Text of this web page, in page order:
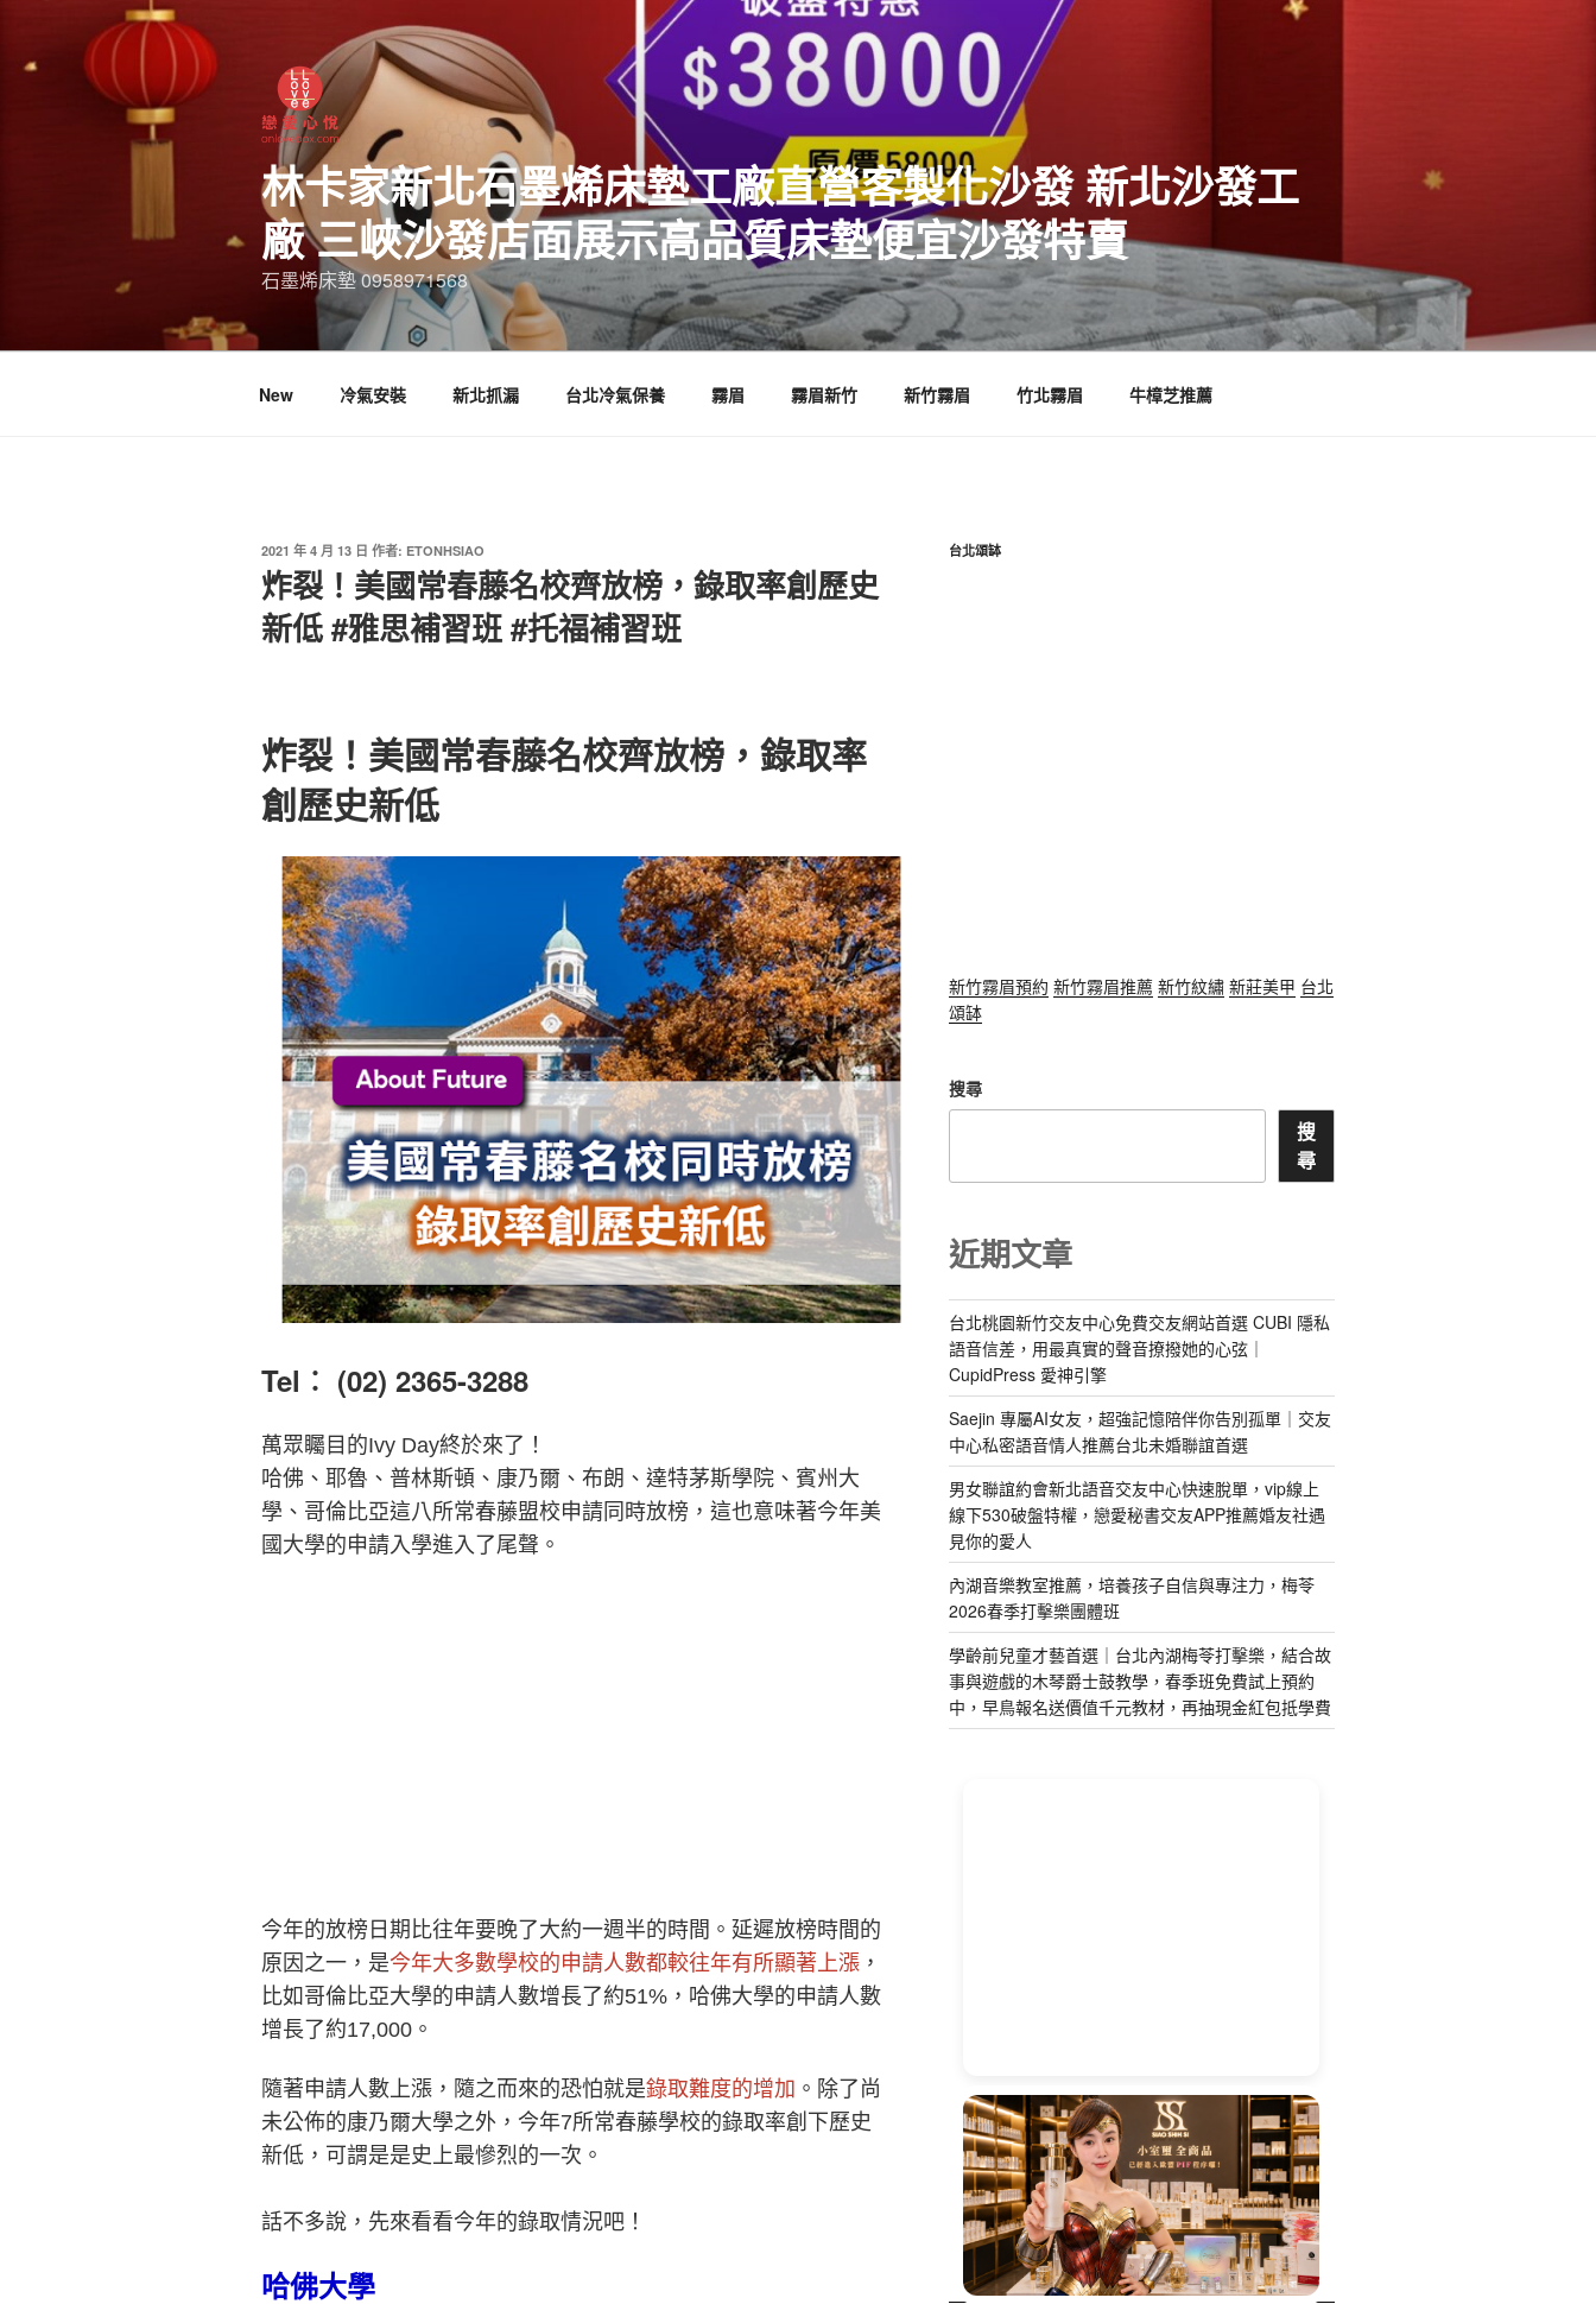
林卡家新北石墨烯床墊工廠直營客製化沙發 新北沙發工
廠 三峽沙發店面展示高品質床墊便宜沙發特賣
石墨烯床墊 0958971568
New 冷氣安裝 新北抓漏 台北冷氣保養 霧眉 霧眉新竹 新竹霧眉 竹北霧眉 牛樟芝推薦
2021 年 4 月 13 日 作者: ETONHSIAO
炸裂！美國常春藤名校齊放榜，錄取率創歷史
新低 #雅思補習班 #托福補習班
炸裂！美國常春藤名校齊放榜，錄取率
創歷史新低
Tel︰ (02) 2365-3288
萬眾矚目的Ivy Day終於來了！
哈佛、耶魯、普林斯頓、康乃爾、布朗、達特茅斯學院、賓州大
學、哥倫比亞這八所常春藤盟校申請同時放榜，這也意味著今年美
國大學的申請入學進入了尾聲。
今年的放榜日期比往年要晚了大約一週半的時間。延遲放榜時間的
原因之一，是今年大多數學校的申請人數都較往年有所顯著上漲 ，
比如哥倫比亞大學的申請人數增長了約51%，哈佛大學的申請人數
增長了約17,000。
隨著申請人數上漲，隨之而來的恐怕就是錄取難度的增加 。除了尚
未公佈的康乃爾大學之外，今年7所常春藤學校的錄取率創下歷史
新低，可謂是是史上最慘烈的一次。
話不多說，先來看看今年的錄取情況吧！
哈佛大學
台北頌缽
新竹霧眉預約 新竹霧眉推薦 新竹紋繡 新莊美甲 台北
頌缽
搜尋
搜
尋
近期文章
台北桃園新竹交友中心免費交友網站首選 CUBI 隱私
語音信差，用最真實的聲音撩撥她的心弦｜
CupidPress 愛神引擎
Saejin 專屬AI女友，超強記憶陪伴你告別孤單｜交友
中心私密語音情人推薦台北未婚聯誼首選
男女聯誼約會新北語音交友中心快速脫單，vip線上
線下530破盤特權，戀愛秘書交友APP推薦婚友社遇
見你的愛人
內湖音樂教室推薦，培養孩子自信與專注力，梅苓
2026春季打擊樂團體班
學齡前兒童才藝首選｜台北內湖梅苓打擊樂，結合故
事與遊戲的木琴爵士鼓教學，春季班免費試上預約
中，早鳥報名送價值千元教材，再抽現金紅包抵學費